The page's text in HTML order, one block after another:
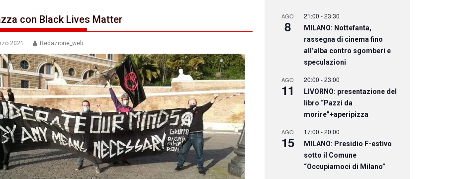
con Black Lives Matter
2021 Redazione_web
AGO
8
21:00 -23:30
MILANO: Nottefanta,
rassegna di cinema fino
all’alba contro sgomberi e
speculazioni
AGO
11
20:00 -23:00
LIVORNO: presentazione del
libro “Pazzi da
morire”+aperipizza
AGO
15
17:00 -20:00
MILANO: Presidio F-estivo
sotto il Comune
“Occupiamoci di Milano”